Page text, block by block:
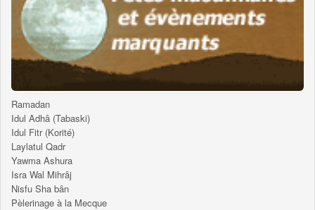
Ramadan
Idul Adhâ (Tabaski)
Idul Fitr (Korité)
Laylatul Qadr
Yawma Ashura
Isra Wal Mihrâj
Nisfu Sha bân
Pèlerinage à la Mecque